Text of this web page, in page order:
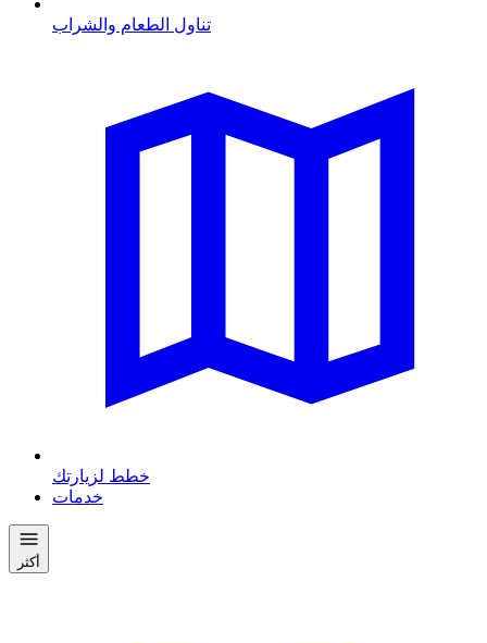
تناول الطعام والشراب
خطط لزيارتك
خدمات
أكثر